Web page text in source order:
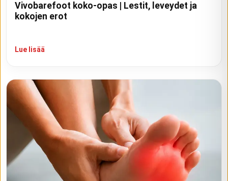
Vivobarefoot koko-opas | Lestit, leveydet ja
kokojen erot
Lue lisää